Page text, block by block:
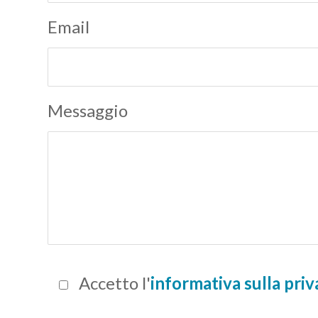
Email
Messaggio
Accetto l'informativa sulla